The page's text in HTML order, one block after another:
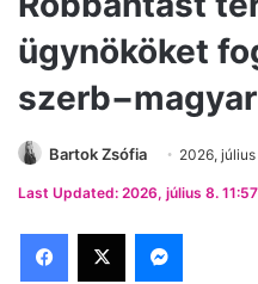
ügynököket
Bartok Zsófia 2026, július
Last Updated: 2026, július 8. 11:57
Facebook
X Messenger